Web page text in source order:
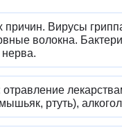
Вирусы
волокна.
отравление
ртуть),